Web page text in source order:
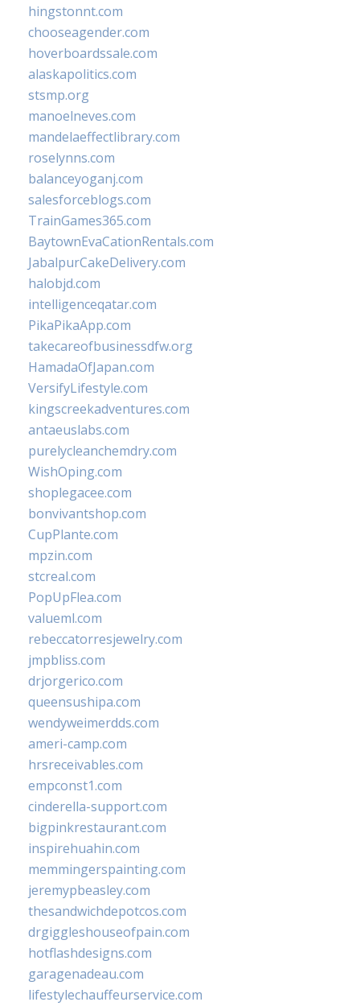
hingstonnt.com
chooseagender.com
hoverboardssale.com
alaskapolitics.com
stsmp.org
manoelneves.com
mandelaeffectlibrary.com
roselynns.com
balanceyoganj.com
salesforceblogs.com
TrainGames365.com
BaytownEvaCationRentals.com
JabalpurCakeDelivery.com
halobjd.com
intelligenceqatar.com
PikaPikaApp.com
takecareofbusinessdfw.org
HamadaOfJapan.com
VersifyLifestyle.com
kingscreekadventures.com
antaeuslabs.com
purelycleanchemdry.com
WishOping.com
shoplegacee.com
bonvivantshop.com
CupPlante.com
mpzin.com
stcreal.com
PopUpFlea.com
valueml.com
rebeccatorresjewelry.com
jmpbliss.com
drjorgerico.com
queensushipa.com
wendyweimerdds.com
ameri-camp.com
hrsreceivables.com
empconst1.com
cinderella-support.com
bigpinkrestaurant.com
inspirehuahin.com
memmingerspainting.com
jeremypbeasley.com
thesandwichdepotcos.com
drgiggleshouseofpain.com
hotflashdesigns.com
garagenadeau.com
lifestylechauffeurservice.com